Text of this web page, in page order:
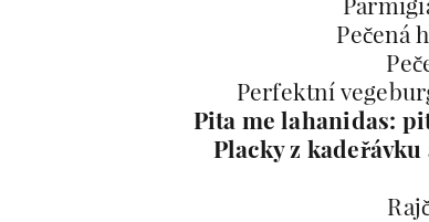
Pečená
Perfektní
Pita me lahanidas:
Placky z